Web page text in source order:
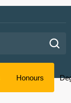
Honours